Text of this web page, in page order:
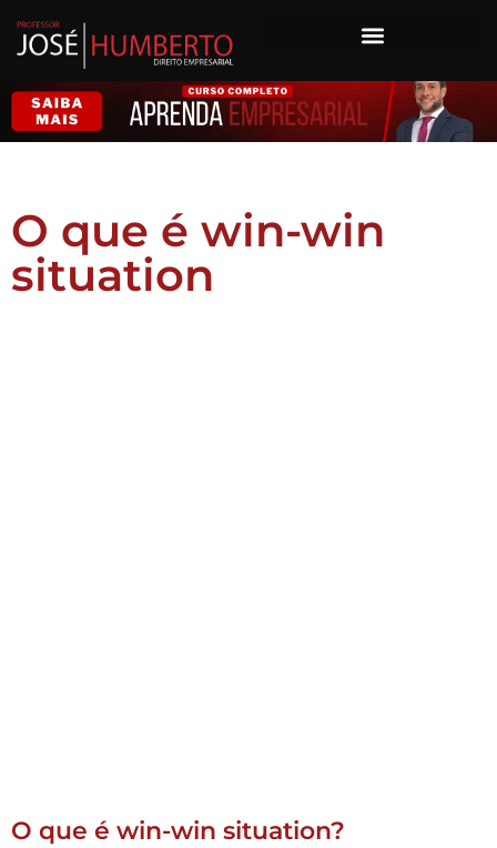
O que é win-win
situation
O que é win-win situation?